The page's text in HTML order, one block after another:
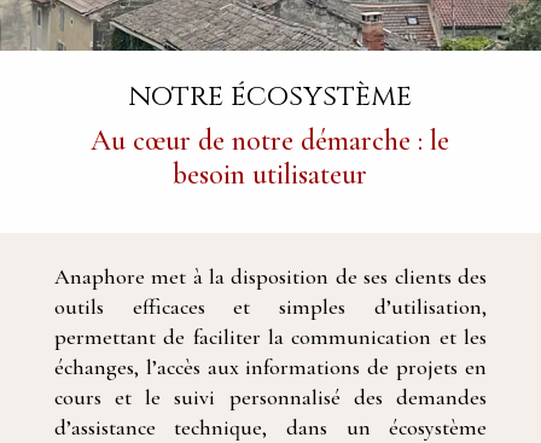
notre écosystème
Au cœur de notre démarche : le
besoin utilisateur
Anaphore met à la disposition de ses clients des
outils efficaces et simples d’utilisation,
permettant de faciliter la communication et les
échanges, l’accès aux informations de projets en
cours et le suivi personnalisé des demandes
d’assistance technique, dans un écosystème